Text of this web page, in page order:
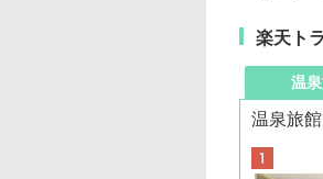
楽天ト
温
温泉旅館